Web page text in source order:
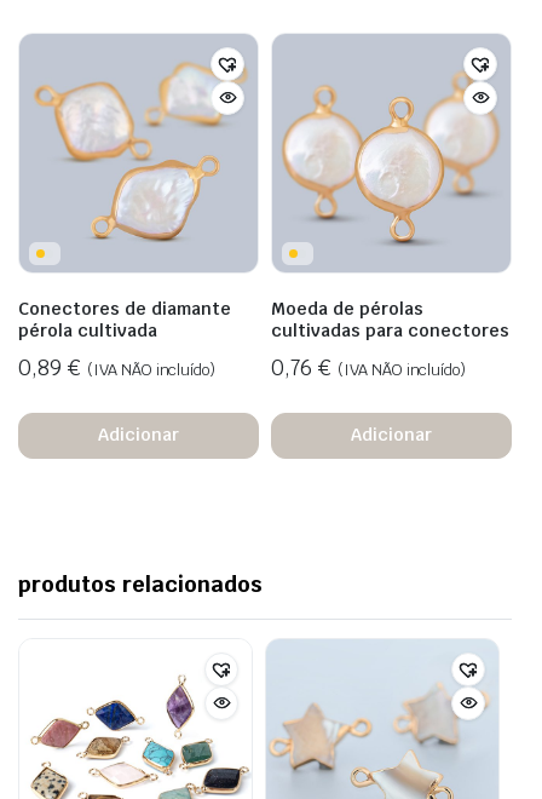
Conectores de diamante
pérola cultivada
0,89 € (IVA NÃO incluído)
Adicionar
Moeda de pérolas
cultivadas para conectores
0,76 € (IVA NÃO incluído)
Adicionar
produtos relacionados